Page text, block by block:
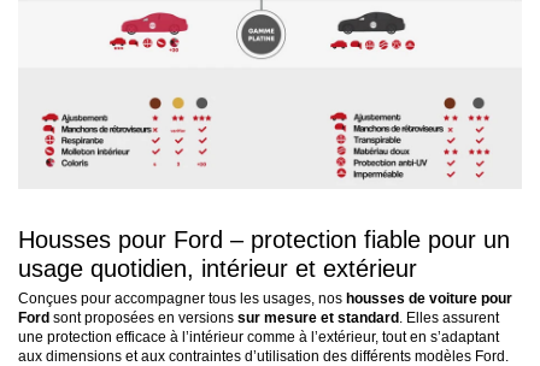
Housses pour Ford – protection fiable pour un
usage quotidien, intérieur et extérieur
Conçues pour accompagner tous les usages, nos housses de voiture pour
Ford sont proposées en versions sur mesure et standard . Elles assurent
une protection efficace à l’intérieur comme à l’extérieur, tout en s’adaptant
aux dimensions et aux contraintes d’utilisation des différents modèles Ford.